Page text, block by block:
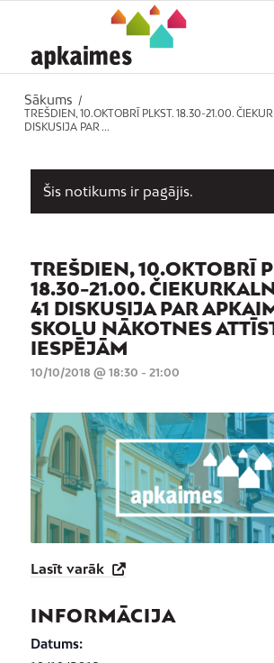
Sākums
/
TREŠDIEN, 10.OKTOBRĪ PLKST. 18.30-21.00.
DISKUSIJA PAR ...
Šis notikums ir pagājis.
TREŠDIEN, 10.OKTOBRĪ
18.30-21.00.
41 DISKUSIJA PAR
SKOLU NĀKOTNES
IESPĒJĀM
10/10/2018 @ 18:30 - 21:00
Lasīt varāk
INFORMĀCIJA
Datums: